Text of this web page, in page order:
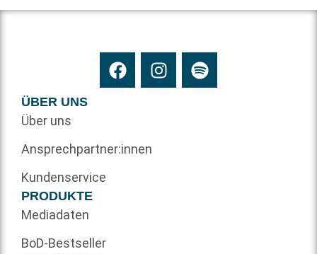
ÜBER UNS
Über uns
Ansprechpartner:innen
Kundenservice
PRODUKTE
Mediadaten
BoD-Bestseller